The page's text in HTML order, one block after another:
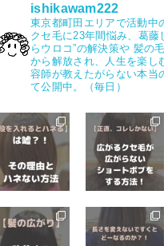
ishikawam222
東京都町田エリアで活動中
クセ毛に23年間悩み、葛藤
らウロコ”の解決策や 髪の
から解放され、人生を楽し
容師が教えたがらない本当
て公開中。（毎日）